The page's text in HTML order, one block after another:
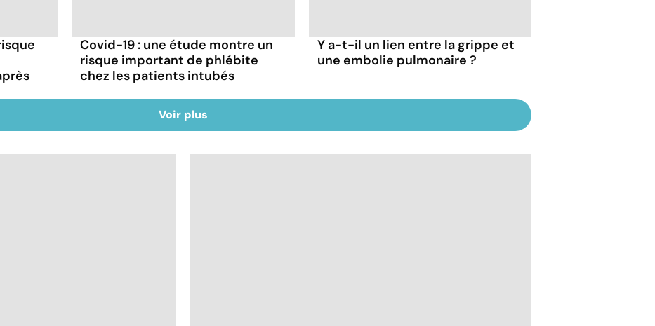
Covid-19 : une étude montre un
risque important de phlébite
chez les patients intubés
Y a-t-il un lien entre la grippe et
une embolie pulmonaire ?
Voir plus